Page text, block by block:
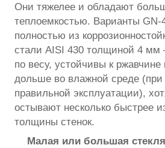
Они тяжелее и обладают
теплоемкостью. Варианты
полностью из
стали AISI 430 толщиной 4 мм
по весу, устойчивы к
дольше во влажной среде (при
правильной эксплуатации),
остывают несколько быстрее
толщины стенок.
Малая или большая